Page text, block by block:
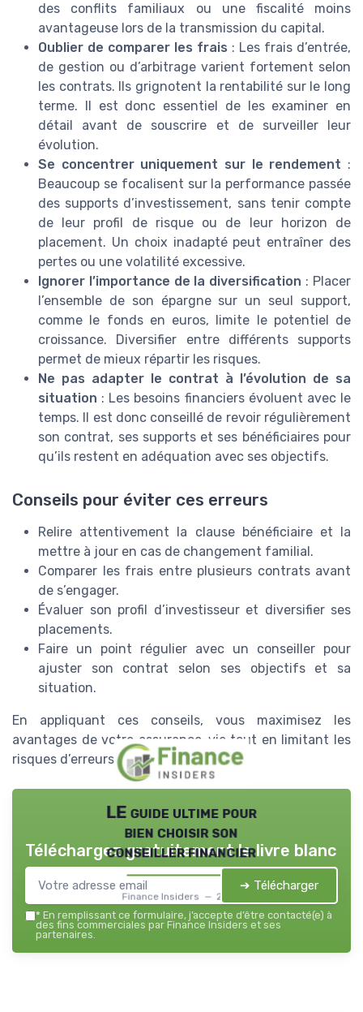
des conflits familiaux ou une fiscalité moins
avantageuse lors de la transmission du capital.
Oublier de comparer les frais : Les frais d’entrée,
de gestion ou d’arbitrage varient fortement selon
les contrats. Ils grignotent la rentabilité sur le long
terme. Il est donc essentiel de les examiner en
détail avant de souscrire et de surveiller leur
évolution.
Se concentrer uniquement sur le rendement :
Beaucoup se focalisent sur la performance passée
des supports d’investissement, sans tenir compte
de leur profil de risque ou de leur horizon de
placement. Un choix inadapté peut entraîner des
pertes ou une volatilité excessive.
Ignorer l’importance de la diversification : Placer
l’ensemble de son épargne sur un seul support,
comme le fonds en euros, limite le potentiel de
croissance. Diversifier entre différents supports
permet de mieux répartir les risques.
Ne pas adapter le contrat à l’évolution de sa
situation : Les besoins financiers évoluent avec le
temps. Il est donc conseillé de revoir régulièrement
son contrat, ses supports et ses bénéficiaires pour
qu’ils restent en adéquation avec ses objectifs.
Conseils pour éviter ces erreurs
Relire attentivement la clause bénéficiaire et la
mettre à jour en cas de changement familial.
Comparer les frais entre plusieurs contrats avant
de s’engager.
Évaluer son profil d’investisseur et diversifier ses
placements.
Faire un point régulier avec un conseiller pour
ajuster son contrat selon ses objectifs et sa
situation.
En appliquant ces conseils, vous maximisez les
avantages de votre assurance-vie tout en limitant les
risques d’erreurs coûteuses.
LE guide ultime pour
bien choisir son
conseiller financier
Finance Insiders — 2026
Téléchargez gratuitement le livre blanc
➔ Télécharger
* En remplissant ce formulaire, j’accepte d’être contacté(e) à
des fins commerciales par Finance Insiders et ses
partenaires.